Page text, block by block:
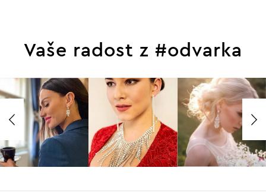
Vaše radost z #odvarka